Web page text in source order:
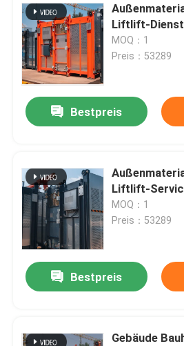
Liftlift-Dienst
MOQ：1
Preis：53289
Bestpreis
Liftlift-
MOQ：1
Preis：53289
Bestpreis
Gebäude